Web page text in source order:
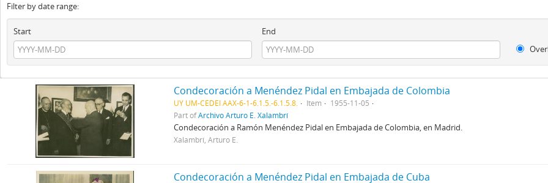
Filter by date range:
Start
End
Condecoración a Menéndez Pidal en Embajada de Colombia
UY UM-CEDEI AAX-6-1-6.1.5.-6.1.5.8. Item
1955-11-05
Part ofArchivo Arturo E. Xalambrí
Condecoración a Ramón Menéndez Pidal en Embajada de Colombia, en Madrid.
Xalambrí, Arturo E.
Condecoración a Menéndez Pidal en Embajada de Cuba